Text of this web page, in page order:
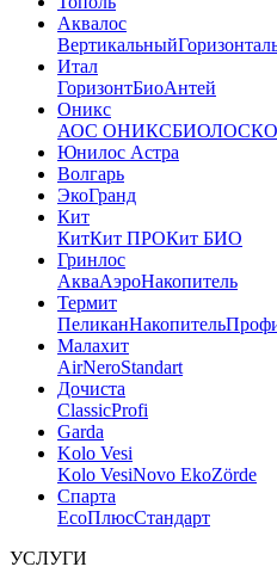
Аквалос
Вертикальный
Итал
ГоризонтБиоАнтей
Оникс
АОС ОНИКСБИОЛОС
Юнилос Астра
Волгарь
ЭкоГранд
Кит
КитКит ПРОКит БИО
Гринлос
АкваАэроНакопитель
Термит
ПеликанНакопитель
Малахит
AirNeroStandart
Дочиста
ClassicProfi
Garda
Kolo Vesi
Kolo VesiNovo EkoZörde
Спарта
EcoПлюсСтандарт
УСЛУГИ